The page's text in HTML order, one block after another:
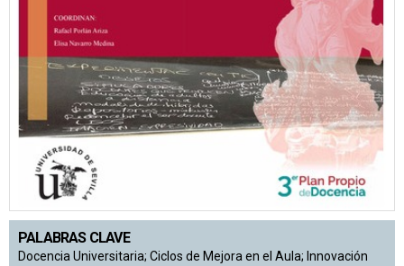
PALABRAS CLAVE
Docencia Universitaria; Ciclos de Mejora en el Aula; Innovación